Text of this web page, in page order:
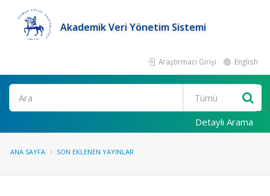
Akademik Veri Yönetim Sistemi
Araştırmacı Girişi English
Ara
Detaylı Arama
ANA SAYFA SON EKLENEN YAYINLAR